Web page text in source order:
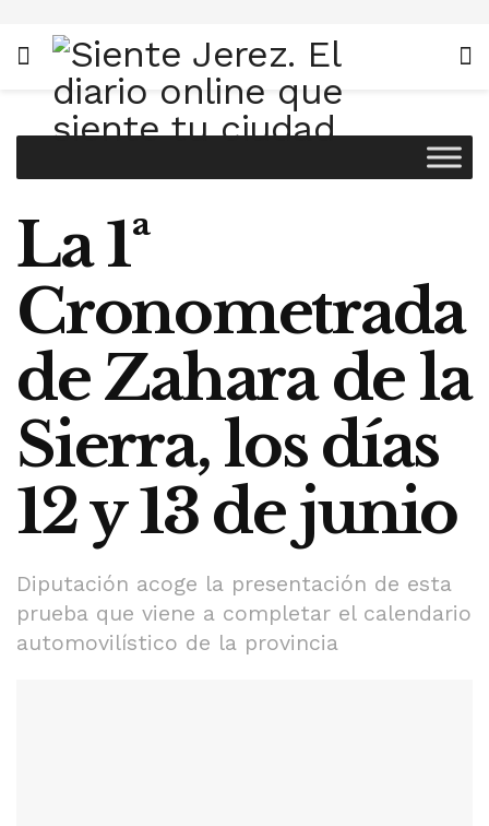
La 1ª
Cronometrada
de Zahara de la
Sierra, los días
12 y 13 de junio
Diputación acoge la presentación de esta
prueba que viene a completar el calendario
automovilístico de la provincia